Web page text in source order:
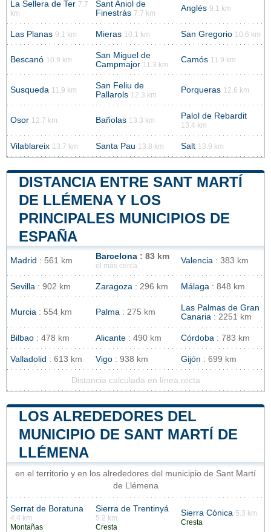
La Sellera de Ter 7.7
km
Sant Aniol de
Finestrás 7.7 km
Anglés 9.1 km
Las Planas 9.1 km Mieras 10.1 km San Gregorio 10.6 km
Bescanó 10.9 km
San Miguel de
Campmajor 11.3 km
Camós 11.9 km
Susqueda 11.9 km
San Feliu de
Pallarols 12.3 km
Porqueras 12.6 km
Osor 12.7 km Bañolas 13.3 km Palol de Rebardit
13.4 km
Vilablareix 13.7 km Santa Pau 13.8 km Salt 13.9 km
DISTANCIA ENTRE SANT MARTÍ
DE LLÉMENA Y LOS
PRINCIPALES MUNICIPIOS DE
ESPAÑA
Madrid : 561 km Barcelona : 83 km
el más cerca
Valencia : 383 km
Sevilla : 902 km Zaragoza : 296 km Málaga : 848 km
Murcia : 554 km Palma : 275 km
Las Palmas de Gran
Canaria : 2251 km
Bilbao : 478 km Alicante : 490 km Córdoba : 783 km
Valladolid : 613 km Vigo : 938 km Gijón : 699 km
Distancia calculada en línea recta
LOS ALREDEDORES DEL
MUNICIPIO DE SANT MARTÍ DE
LLÉMENA
en el territorio y en los alrededores del municipio de Sant Martí
de Llémena
Serrat de Boratuna
4.4 km
Montañas
Sierra de Trentinyá
5.2 km
Cresta
Sierra Cónica 5.3 km
Cresta